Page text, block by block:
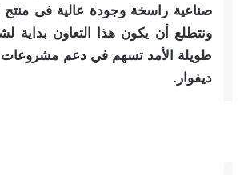
صناعية راسخة وجودة عالية فى منتج
ونتطلع أن يكون هذا التعاون بداية
طويلة الأمد تسهم في دعم مشروعات
ديفوار.